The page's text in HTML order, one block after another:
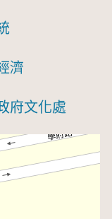
濟
府文化處